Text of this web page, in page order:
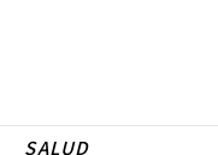
SALUD